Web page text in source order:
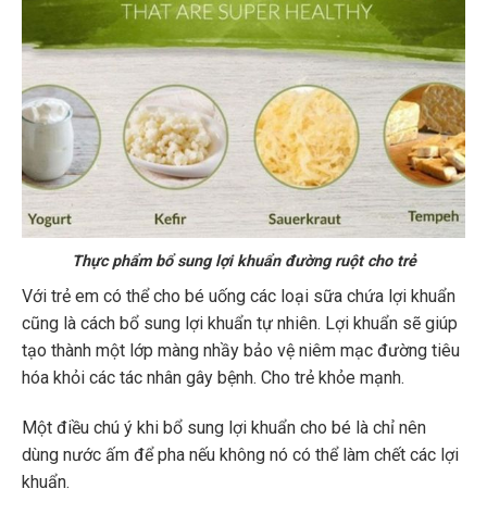
Thực phẩm bổ sung lợi khuẩn đường ruột cho trẻ
Với trẻ em có thể cho bé uống các loại sữa chứa lợi khuẩn
cũng là cách bổ sung lợi khuẩn tự nhiên. Lợi khuẩn sẽ giúp
tạo thành một lớp màng nhầy bảo vệ niêm mạc đường tiêu
hóa khỏi các tác nhân gây bệnh. Cho trẻ khỏe mạnh.
Một điều chú ý khi bổ sung lợi khuẩn cho bé là chỉ nên
dùng nước ấm để pha nếu không nó có thể làm chết các lợi
khuẩn.